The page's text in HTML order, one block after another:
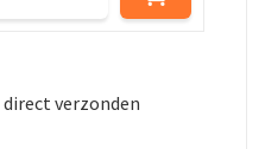
direct verzonden